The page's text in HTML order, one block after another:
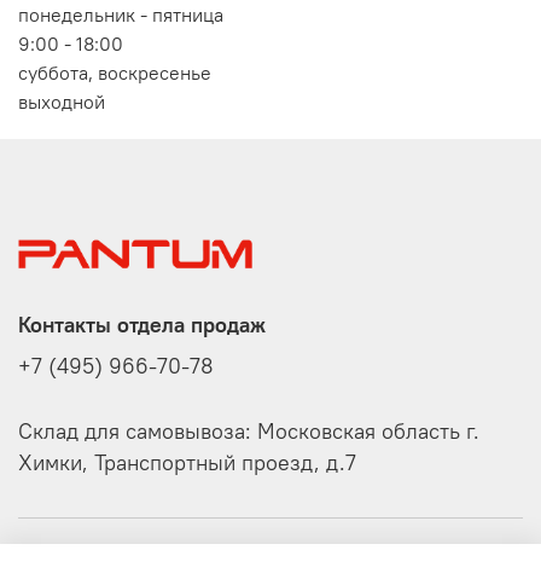
понедельник - пятница
9:00 - 18:00
суббота, воскресенье
выходной
Контакты отдела продаж
+7 (495) 966-70-78
Склад для самовывоза: Московская область г.
Химки, Транспортный проезд, д.7